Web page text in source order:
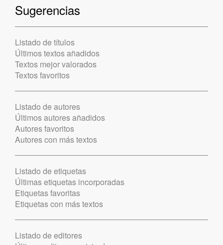
Sugerencias
Listado de títulos
Últimos textos añadidos
Textos mejor valorados
Textos favoritos
Listado de autores
Últimos autores añadidos
Autores favoritos
Autores con más textos
Listado de etiquetas
Últimas etiquetas incorporadas
Etiquetas favoritas
Etiquetas con más textos
Listado de editores